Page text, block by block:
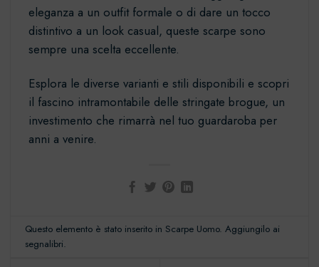
eleganza a un outfit formale o di dare un tocco
distintivo a un look casual, queste scarpe sono
sempre una scelta eccellente.
Esplora le diverse varianti e stili disponibili e scopri
il fascino intramontabile delle stringate brogue, un
investimento che rimarrà nel tuo guardaroba per
anni a venire.
Questo elemento è stato inserito in Scarpe Uomo. Aggiungilo ai
segnalibri.